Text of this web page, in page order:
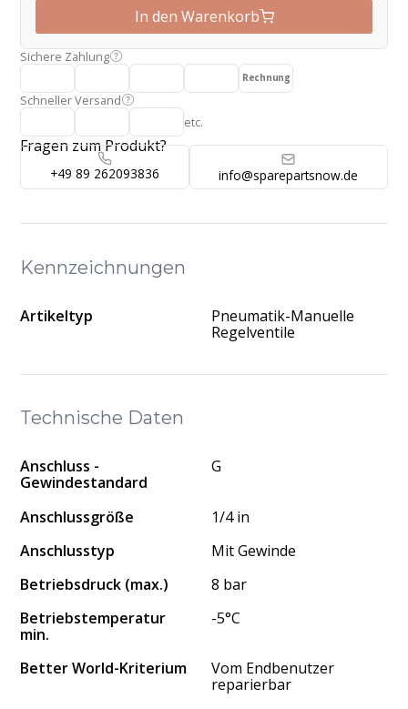
Technische Daten
Anschluss -
Gewindestandard
G
Anschlussgröße
1/4 in
Anschlusstyp
Mit Gewinde
Betriebsdruck (max.)
8 bar
Betriebstemperatur
min.
-5°C
Better World-Kriterium
Vom Endbenutzer
reparierbar
In den Warenkorb
Sichere Zahlung
Rechnung
Schneller Versand
etc.
Fragen zum Produkt?
+49 89 262093836 info@sparepartsnow.de
Kennzeichnungen
Artikeltyp
Pneumatik-Manuelle
Regelventile